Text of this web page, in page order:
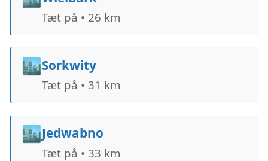
Tæt på • 26 km
🏙️Sorkwity
Tæt på • 31 km
🏙️Jedwabno
Tæt på • 33 km